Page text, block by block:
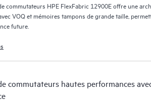
commutateurs HPE FlexFabric 12900E offre une
VOQ et mémoires tampons de grande taille,
future.
commutateurs hautes performances